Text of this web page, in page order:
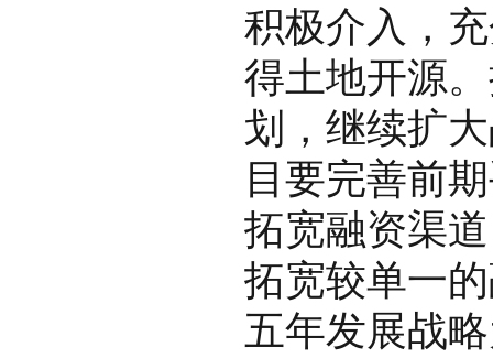
积极介入，
得土地开源
划，继续扩
目要完善前
拓宽融资渠
拓宽较单一
五年发展战